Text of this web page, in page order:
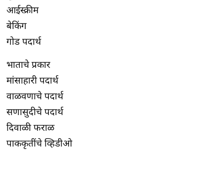
आईस्क्रीम
बेकिंग
गोड पदार्थ
भाताचे प्रकार
मांसाहारी पदार्थ
वाळवणाचे पदार्थ
सणासुदीचे पदार्थ
दिवाळी फराळ
पाककृतींचे व्हिडीओ